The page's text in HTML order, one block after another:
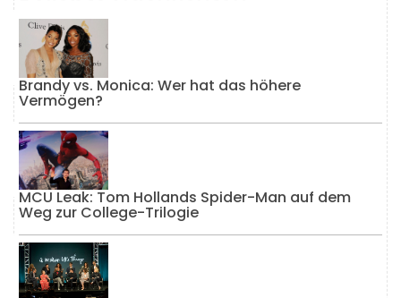
Brandy vs. Monica: Wer hat das höhere
Vermögen?
MCU Leak: Tom Hollands Spider-Man auf dem
Weg zur College-Trilogie